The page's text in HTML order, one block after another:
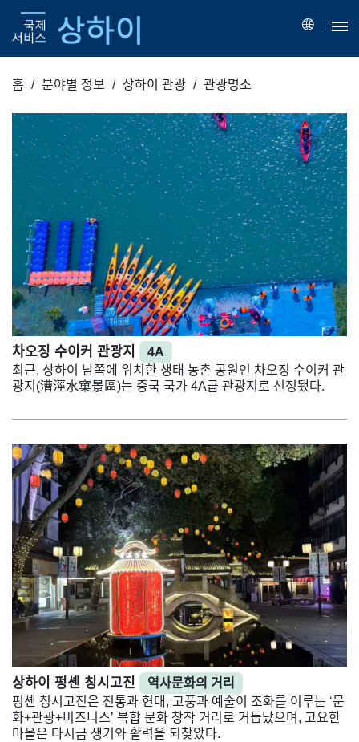
홈 분야별 정보 상하이 관광 관광명소
차오징 수이커 관광지
4A
최근, 상하이 남쪽에 위치한 생태 농촌 공원인 차오징 수이커 관
광지(漕涇水窠景區)는 중국 국가 4A급 관광지로 선정됐다.
상하이 펑셴 칭시고진
역사문화의 거리
펑셴 칭시고진은 전통과 현대, 고풍과 예술이 조화를 이루는 ‘문
화+관광+비즈니스’ 복합 문화 창작 거리로 거듭났으며, 고요한
마을은 다시금 생기와 활력을 되찾았다.